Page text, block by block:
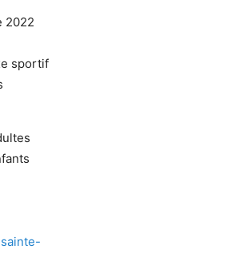
2022
sportif